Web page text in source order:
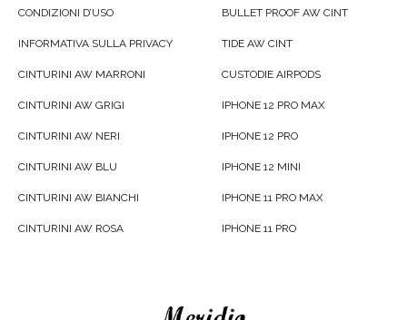
CONDIZIONI D’USO
INFORMATIVA SULLA PRIVACY
CINTURINI AW MARRONI
CINTURINI AW GRIGI
CINTURINI AW NERI
CINTURINI AW BLU
CINTURINI AW BIANCHI
CINTURINI AW ROSA
BULLET PROOF AW CINT
TIDE AW CINT
CUSTODIE AIRPODS
IPHONE 12 PRO MAX
IPHONE 12 PRO
IPHONE 12 MINI
IPHONE 11 PRO MAX
IPHONE 11 PRO